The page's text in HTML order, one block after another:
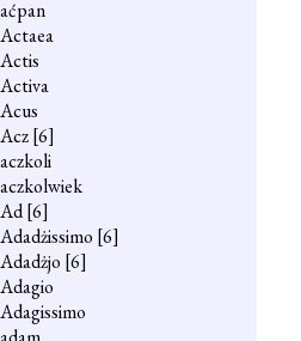
aćpan
Actaea
Actis
Activa
Acus
Acz[6]
aczkoli
aczkolwiek
Ad[6]
Adadżissimo [6]
Adadżjo [6]
Adagio
Adagissimo